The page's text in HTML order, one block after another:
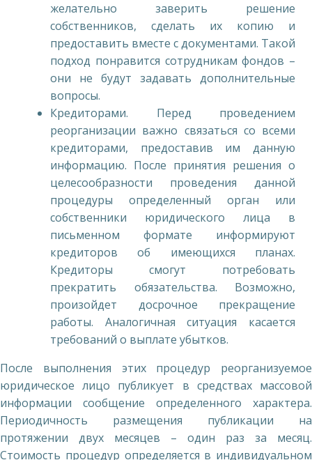
желательно заверить решение
собственников, сделать их копию и
предоставить вместе с документами. Такой
подход понравится сотрудникам фондов –
они не будут задавать дополнительные
вопросы.
Кредиторами. Перед проведением
реорганизации важно связаться со всеми
кредиторами, предоставив им данную
информацию. После принятия решения о
целесообразности проведения данной
процедуры определенный орган или
собственники юридического лица в
письменном формате информируют
кредиторов об имеющихся планах.
Кредиторы смогут потребовать
прекратить обязательства. Возможно,
произойдет досрочное прекращение
работы. Аналогичная ситуация касается
требований о выплате убытков.
После выполнения этих процедур реорганизуемое
юридическое лицо публикует в средствах массовой
информации сообщение определенного характера.
Периодичность размещения публикации на
протяжении двух месяцев – один раз за месяц.
Стоимость процедур определяется в индивидуальном